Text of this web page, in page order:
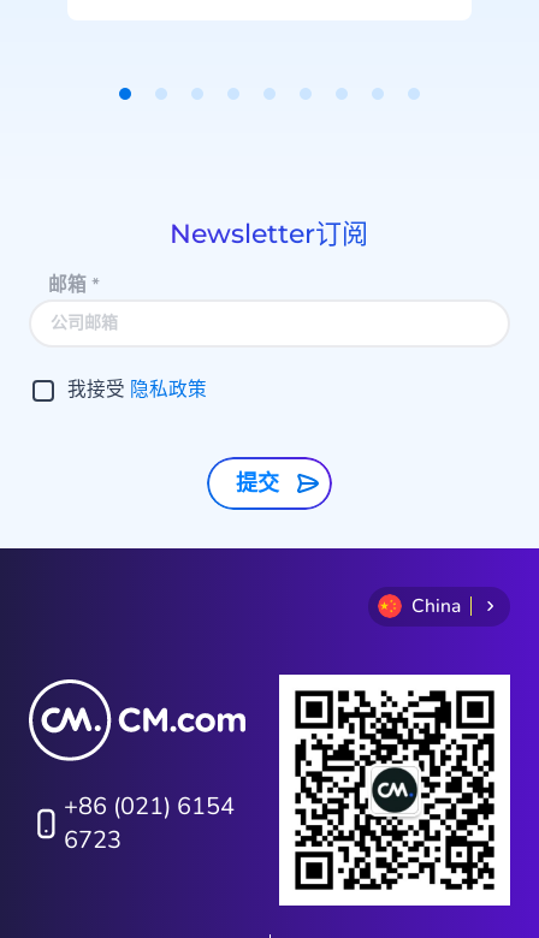
Newsletter订阅
邮箱*
我接受 隐私政策
提交
China
+86 (021) 6154
6723